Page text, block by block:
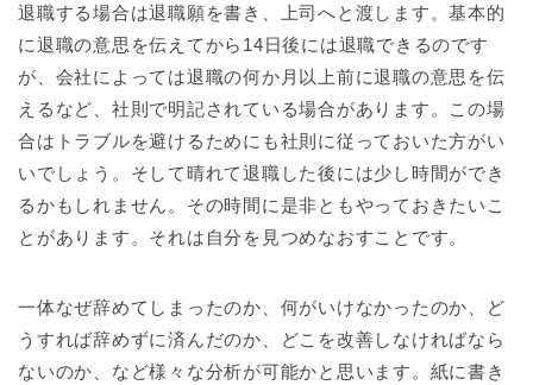
退職する場合は退職願を書き、上司へと渡します。基本的
に退職の意思を伝えてから14日後には退職できるのです
が、会社によっては退職の何か月以上前に退職の意思を伝
えるなど、社則で明記されている場合があります。この場
合はトラブルを避けるためにも社則に従っておいた方がい
いでしょう。そして晴れて退職した後には少し時間ができ
るかもしれません。その時間に是非ともやっておきたいこ
とがあります。それは自分を見つめなおすことです。
一体なぜ辞めてしまったのか、何がいけなかったのか、ど
うすれば辞めずに済んだのか、どこを改善しなければなら
ないのか、など様々な分析が可能かと思います。紙に書き